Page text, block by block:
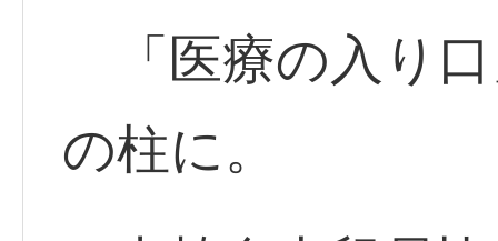
「医療の入り口
の柱に。